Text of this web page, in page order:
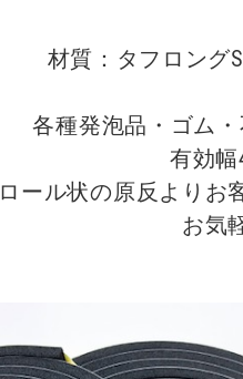
材質：タフロング
各種発泡品・ゴム
有効幅
ロール状の原反よりお
お気